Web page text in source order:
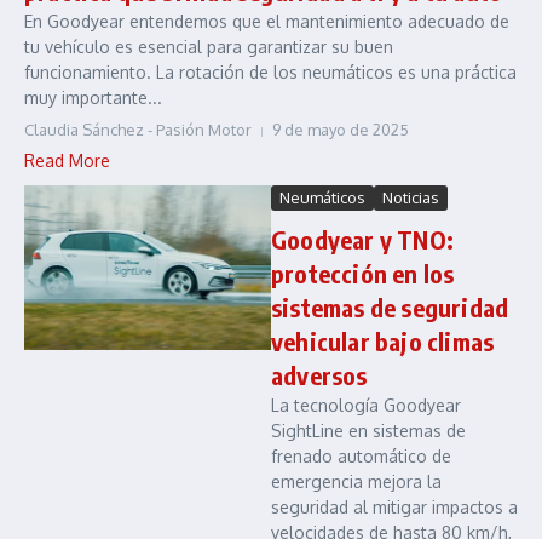
En Goodyear entendemos que el mantenimiento adecuado de
tu vehículo es esencial para garantizar su buen
funcionamiento. La rotación de los neumáticos es una práctica
muy importante...
Claudia Sánchez - Pasión Motor 9 de mayo de 2025
Read More
Neumáticos Noticias
Goodyear y TNO:
protección en los
sistemas de seguridad
vehicular bajo climas
adversos
La tecnología Goodyear
SightLine en sistemas de
frenado automático de
emergencia mejora la
seguridad al mitigar impactos a
velocidades de hasta 80 km/h,